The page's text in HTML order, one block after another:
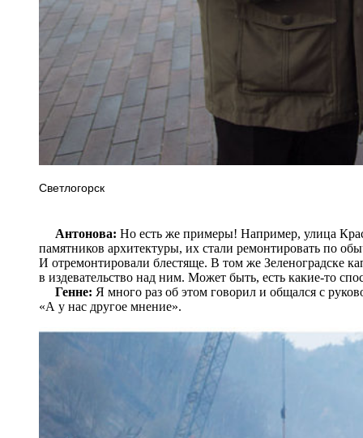
Светлогорск
Антонова: Но есть же примеры! Например, улица
памятников архитектуры, их стали ремонтировать по
И отремонтировали блестяще. В том же Зеленоградске
в издевательство над ним. Может быть, есть какие-то
Генне: Я много раз об этом говорил и общался с
«А у нас другое мнение».